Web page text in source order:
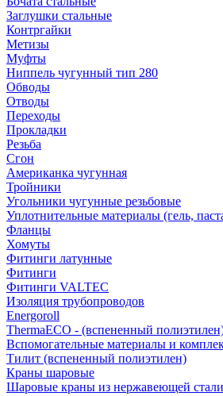
Заглушки стальные
Контргайки
Метизы
Муфты
Ниппель чугунный тип 280
Обводы
Отводы
Переходы
Прокладки
Резьба
Сгон
Американка чугунная
Тройники
Угольники чугунные резьбовые
Уплотнительные материалы (гель,
Фланцы
Хомуты
Фитинги латунные
Фитинги
Фитинги VALTEC
Изоляция трубопроводов
Energoroll
ThermaECO - (вспененный
Вспомогательные материалы и
Тилит (вспененный полиэтилен)
Краны шаровые
Шаровые краны из нержавеющей стали